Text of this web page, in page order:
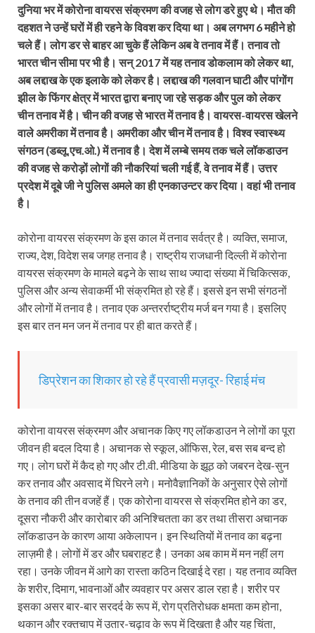
दुनिया भर में कोरोना वायरस संक्रमण की वजह से लोग डरे हुए थे। मौत की
दहशत ने उन्हें घरों में ही रहने के विवश कर दिया था। अब लगभग 6 महीने हो
चले हैं। लोग डर से बाहर आ चुके हैं लेकिन अब वे तनाव में हैं। तनाव तो
भारत चीन सीमा पर भी है। सन् 2017 में यह तनाव डोकलाम को लेकर था,
अब लद्दाख के एक इलाके को लेकर है। लद्दाख की गलवान घाटी और पांगोंग
झील के फिंगर क्षेत्र में भारत द्वारा बनाए जा रहे सड़क और पुल को लेकर
चीन तनाव में है। चीन की वजह से भारत में तनाव है। वायरस-वायरस खेलने
वाले अमरीका में तनाव है। अमरीका और चीन में तनाव है। विश्व स्वास्थ्य
संगठन (डब्लू.एच.ओ.) में तनाव है। देश में लम्बे समय तक चले लॉकडाउन
की वजह से करोड़ों लोगों की नौकरियां चली गई हैं, वे तनाव में हैं। उत्तर
प्रदेश में दूबे जी ने पुलिस अमले का ही एनकाउन्टर कर दिया। वहां भी तनाव
है।
कोरोना वायरस संक्रमण के इस काल में तनाव सर्वत्र है। व्यक्ति, समाज,
राज्य, देश, विदेश सब जगह तनाव है। राष्ट्रीय राजधानी दिल्ली में कोरोना
वायरस संक्रमण के मामले बढ़ने के साथ साथ ज्यादा संख्या में चिकित्सक,
पुलिस और अन्य सेवाकर्मी भी संक्रमित हो रहे हैं। इससे इन सभी संगठनों
और लोगों में तनाव है। तनाव एक अन्तरर्राष्ट्रीय मर्ज बन गया है। इसलिए
इस बार तन मन जन में तनाव पर ही बात करते हैं।
डिप्रेशन का शिकार हो रहे हैं प्रवासी मज़दूर- रिहाई मंच
कोरोना वायरस संक्रमण और अचानक किए गए लॉकडाउन ने लोगों का पूरा
जीवन ही बदल दिया है। अचानक से स्कूल, ऑफिस, रेल, बस सब बन्द हो
गए। लोग घरों में कैद हो गए और टी.वी. मीडिया के झूठ को जबरन देख-सुन
कर तनाव और अवसाद में घिरने लगे। मनोवैज्ञानिकों के अनुसार ऐसे लोगों
के तनाव की तीन वजहें हैं। एक कोरोना वायरस से संक्रमित होने का डर,
दूसरा नौकरी और कारोबार की अनिश्चितता का डर तथा तीसरा अचानक
लॉकडाउन के कारण आया अकेलापन। इन स्थितियों में तनाव का बढ़ना
लाज़मी है। लोगों में डर और घबराहट है। उनका अब काम में मन नहीं लग
रहा। उनके जीवन में आगे का रास्ता कठिन दिखाई दे रहा। यह तनाव व्यक्ति
के शरीर, दिमाग, भावनाओं और व्यवहार पर असर डाल रहा है। शरीर पर
इसका असर बार-बार सरदर्द के रूप में, रोग प्रतिरोधक क्षमता कम होना,
थकान और रक्तचाप में उतार-चढ़ाव के रूप में दिखता है और यह चिंता,